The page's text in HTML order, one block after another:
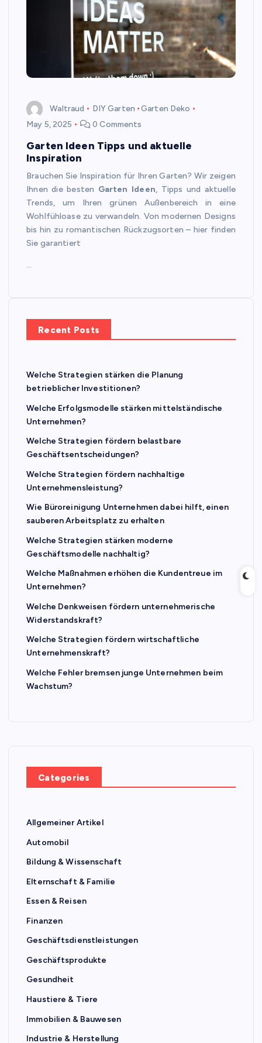
Waltraud DIY Garten
Garten Deko
May 5, 2025
0 Comments
Garten Ideen Tipps und aktuelle
Inspiration
Brauchen Sie Inspiration für Ihren Garten? Wir zeigen
Ihnen die besten Garten Ideen, Tipps und aktuelle
Trends, um Ihren grünen Außenbereich in eine
Wohlfühloase zu verwandeln. Von modernen Designs
bis hin zu romantischen Rückzugsorten – hier finden
Sie garantiert
…
Recent Posts
Welche Strategien stärken die Planung
betrieblicher Investitionen?
Welche Erfolgsmodelle stärken mittelständische
Unternehmen?
Welche Strategien fördern belastbare
Geschäftsentscheidungen?
Welche Strategien fördern nachhaltige
Unternehmensleistung?
Wie Büroreinigung Unternehmen dabei hilft, einen
sauberen Arbeitsplatz zu erhalten
Welche Strategien stärken moderne
Geschäftsmodelle nachhaltig?
Welche Maßnahmen erhöhen die Kundentreue im
Unternehmen?
Welche Denkweisen fördern unternehmerische
Widerstandskraft?
Welche Strategien fördern wirtschaftliche
Unternehmenskraft?
Welche Fehler bremsen junge Unternehmen beim
Wachstum?
Categories
Allgemeiner Artikel
Automobil
Bildung & Wissenschaft
Elternschaft & Familie
Essen & Reisen
Finanzen
Geschäftsdienstleistungen
Geschäftsprodukte
Gesundheit
Haustiere & Tiere
Immobilien & Bauwesen
Industrie & Herstellung